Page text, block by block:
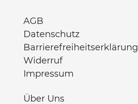
AGB
Datenschutz
Barrierefreiheitserklärung
Widerruf
Impressum
Über Uns